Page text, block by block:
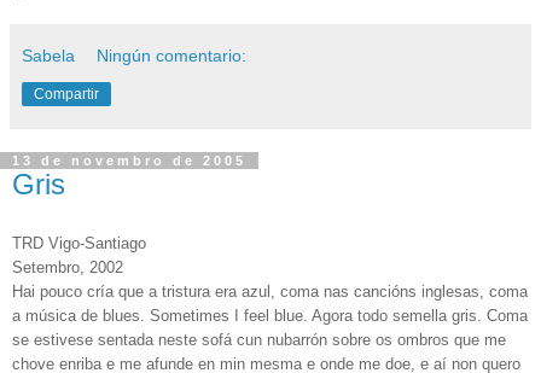
Sabela Ningún comentario:
Compartir
13 de novembro de 2005
Gris
TRD Vigo-Santiago
Setembro, 2002
Hai pouco cría que a tristura era azul, coma nas cancións inglesas, coma
a música de blues. Sometimes I feel blue. Agora todo semella gris. Coma
se estivese sentada neste sofá cun nubarrón sobre os ombros que me
chove enriba e me afunde en min mesma e onde me doe, e aí non quero